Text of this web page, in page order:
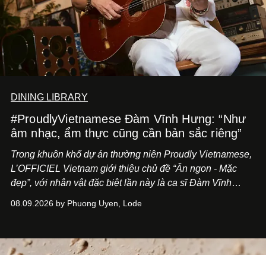
DINING LIBRARY
#ProudlyVietnamese Đàm Vĩnh Hưng: “Như
âm nhạc, ẩm thực cũng cần bản sắc riêng”
Trong khuôn khổ dự án thường niên Proudly Vietnamese,
L’OFFICIEL Vietnam giới thiệu chủ đề “Ăn ngon - Mặc
đẹp”, với nhân vật đặc biệt lần này là ca sĩ Đàm Vĩnh
Cà Phê Cà Pháo mang dấu ấn Indochine hoài niệm, thu
08.09.2026 by Phuong Uyen, Lode